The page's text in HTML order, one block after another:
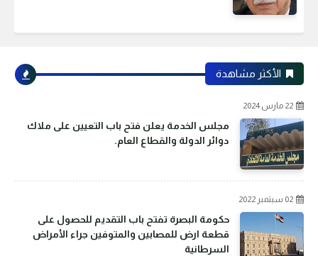
الأكثر مشاهدة
22 مارس 2024
مجلس الخدمة يعلن فتح باب التعيين على ملاك
دوائر الدولة والقطاع العام.
02 سبتمبر 2022
حكومة البصرة تفتح باب التقديم للحصول على
قطعة ارض للمصابين والمتوفين جراء الأمراض
السرطانية